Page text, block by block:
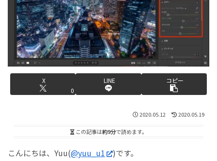
X
0
LINE コピー
2020.05.12 2020.05.19
この記事は約9分で読めます。
こんにちは、Yuu(@yuu_u1 )です。